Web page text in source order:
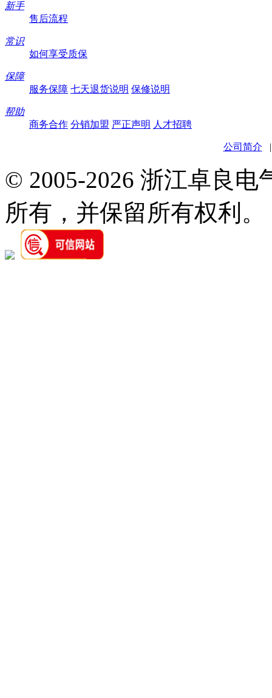
新手
售后流程
常识
如何享受质保
保障
服务保障 七天退货说明 保修说明
帮助
商务合作 分销加盟 严正声明 人才招聘
公司简介
© 2005-2026 浙江卓良
所有，并保留所有权利。